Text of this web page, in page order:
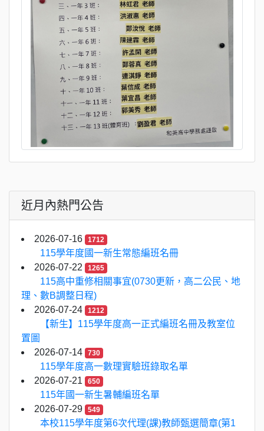
近月內熱門公告
2026-07-16 1712
115學年度國一新生常態編班名冊
2026-07-22
1265
115高中重修相關事宜(0730更新，高二公民、地
理、數B調整日程)
2026-07-24
1212
【新生】115學年度高一正式編班名冊及教室位
置圖
2026-07-14
730
115學年度高一數理實驗班錄取名單
2026-07-21
650
115年國一新生暑輔編班名單
2026-07-29
549
本校115學年度第6次代理(課)教師甄選簡章(第1